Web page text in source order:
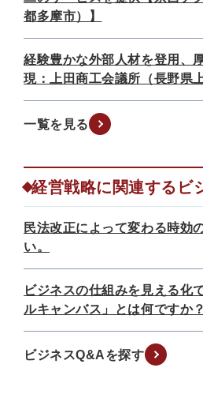
都多摩市）】
経験豊かな外部人材を登用、
現：上田商工会議所（長野県
一覧を見る
経営戦略に関連するビ
民法改正によって変わる時効
い。
ビジネスの仕組みを見える化
ルキャンバス」とは何ですか？
ビジネスQ&Aを探す